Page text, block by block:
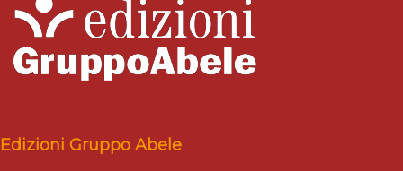
Edizioni Gruppo Abele